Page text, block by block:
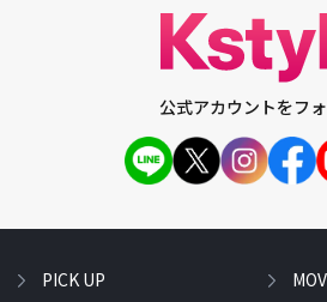
公式アカウントをフォ
PICK UP